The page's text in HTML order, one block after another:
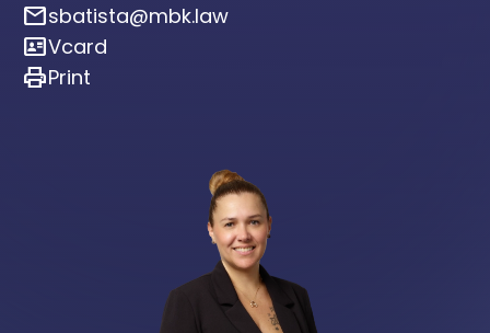
mailsbatista@mbk.law
id_cardVcard
printPrint